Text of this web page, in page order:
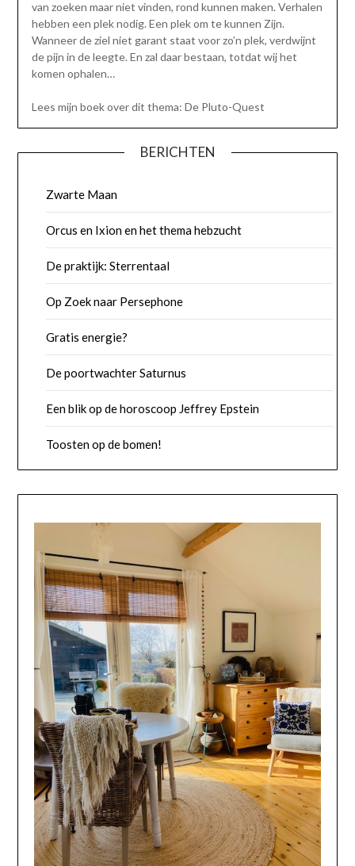
van zoeken maar niet vinden, rond kunnen maken. Verhalen
hebben een plek nodig. Een plek om te kunnen Zijn.
Wanneer de ziel niet garant staat voor zo’n plek, verdwijnt
de pijn in de leegte. En zal daar bestaan, totdat wij het
komen ophalen…
Lees mijn boek over dit thema: De Pluto-Quest
BERICHTEN
Zwarte Maan
Orcus en Ixion en het thema hebzucht
De praktijk: Sterrentaal
Op Zoek naar Persephone
Gratis energie?
De poortwachter Saturnus
Een blik op de horoscoop Jeffrey Epstein
Toosten op de bomen!